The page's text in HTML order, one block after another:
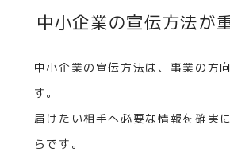
中小企業の宣伝方法が
中小企業の宣伝方法は、事業の方
す。
届けたい相手へ必要な情報を確実
らです。